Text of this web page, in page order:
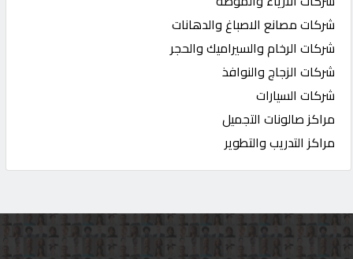
شركات مصانع الاصباغ والدهانات
شركات الرخام والسيراميك والحجر
شركات الزجاج والنوافذ
شركات السيارات
مراكز صالونات التجميل
مراكز التدريب والتطوير